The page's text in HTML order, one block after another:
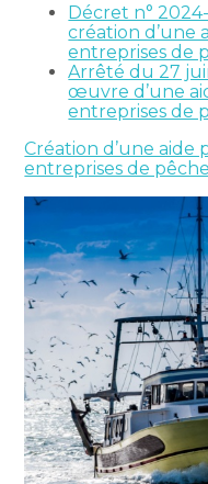
Décret n°
création d’une
entreprises de
Arrêté du 27
œuvre d’une
entreprises de
Création d’une aide
entreprises de pêche